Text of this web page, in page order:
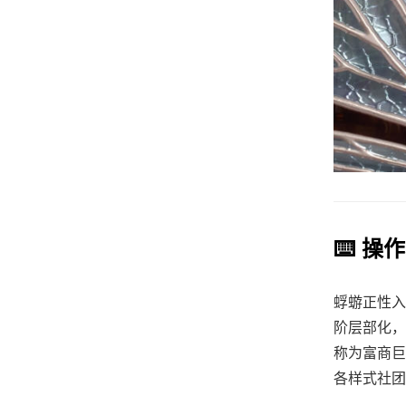
⌨️ 操
蜉蝣正性
阶层部化
称为富商
各样式社